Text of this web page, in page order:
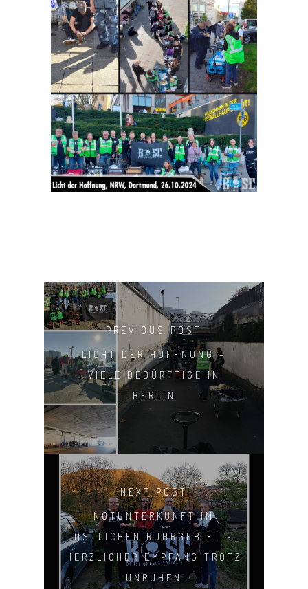
PREVIOUS POST
LICHT DER HOFFNUNG -
VIELE BEDÜRFTIGE IN
BERLIN
NEXT POST
NOTUNTERKUNFT IM
ÖSTLICHEN RUHRGEBIET -
HERZLICHER EMPFANG TROTZ
UNRUHEN